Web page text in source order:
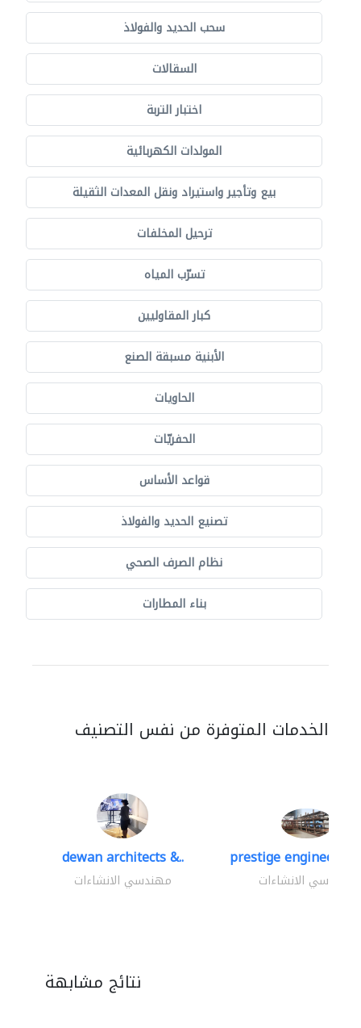
سحب الحديد والفولاذ
السقالات
اختبار التربة
المولدات الكهربائية
بيع وتأجير واستيراد ونقل المعدات الثقيلة
ترحيل المخلفات
تسرّب المياه
كبار المقاوليين
الأبنية مسبقة الصنع
الحاويات
الحفريّات
قواعد الأساس
تصنيع الحديد والفولاذ
نظام الصرف الصحي
بناء المطارات
الخدمات المتوفرة من نفس التصنيف
dewan architects &..
مهندسي الانشاءات
prestige
مهندسي الانشاءات
نتائج مشابهة